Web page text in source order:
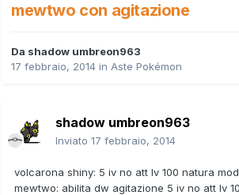
mewtwo con agitazione
Da shadow umbreon963
17 febbraio, 2014 in Aste Pokémon
shadow umbreon963
Inviato 17 febbraio, 2014
volcarona shiny: 5 iv no att lv 100 natura
mewtwo: abilita dw agitazione 5 iv no att lv